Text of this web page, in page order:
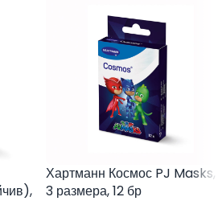
Хартманн Космос PJ Masks,
3 размера, 12 бр